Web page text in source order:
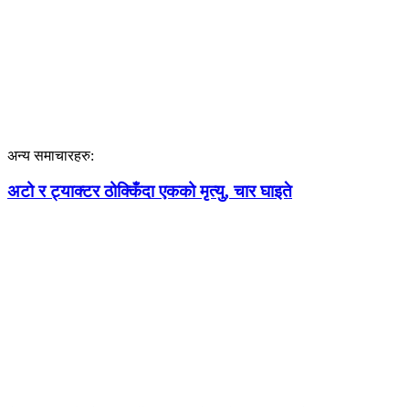
अन्य समाचारहरु:
अटो र ट्याक्टर ठोक्किँदा एकको मृत्यु, चार घाइते